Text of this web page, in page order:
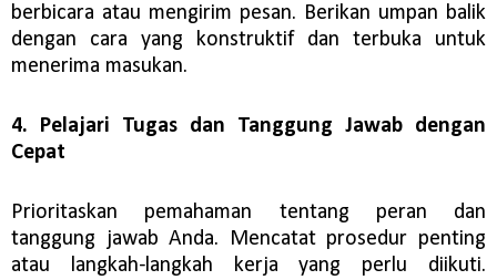
berbicara atau mengirim pesan. Berikan umpan balik
dengan cara yang konstruktif dan terbuka untuk
menerima masukan.
4. Pelajari Tugas dan Tanggung Jawab dengan
Cepat
Prioritaskan pemahaman tentang peran dan
tanggung jawab Anda. Mencatat prosedur penting
atau langkah-langkah kerja yang perlu diikuti.